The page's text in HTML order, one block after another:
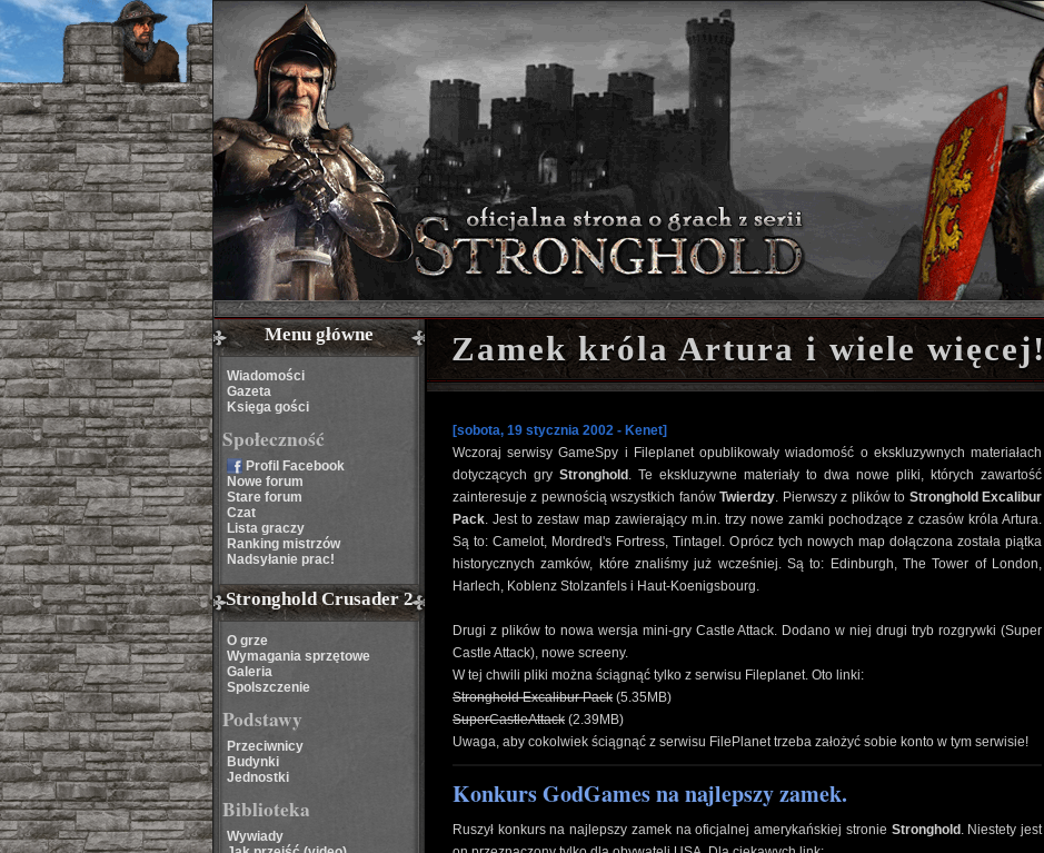
Menu główne
Wiadomości
Gazeta
Księga gości
Społeczność
Profil Facebook
Nowe forum
Stare forum
Czat
Lista graczy
Ranking mistrzów
Nadsyłanie prac!
Stronghold Crusader 2
O grze
Wymagania sprzętowe
Galeria
Spolszczenie
Podstawy
Przeciwnicy
Budynki
Jednostki
Biblioteka
Wywiady
Zamek króla Artura i wiele więcej!
[sobota, 19 stycznia 2002 - Kenet]
Wczoraj serwisy GameSpy i Fileplanet opublikowały wiadomość o ekskluzywnych materiałach
dotyczących gry Stronghold . Te ekskluzywne materiały to dwa nowe pliki, których zawartość
zainteresuje z pewnością wszystkich fanówTwierdzy. Pierwszy z plików to Stronghold Excalibur
Pack. Jest to zestaw map zawierający m.in. trzy nowe zamki pochodzące z czasów króla Artura.
Są to: Camelot, Mordred's Fortress, Tintagel. Oprócz tych nowych map dołączona została piątka
historycznych zamków, które znaliśmy już wcześniej. Są to: Edinburgh, The Tower of London,
Harlech, Koblenz Stolzanfels i Haut-Koenigsbourg.
Drugi z plików to nowa wersja mini-gry Castle Attack. Dodano w niej drugi tryb rozgrywki (Super
Castle Attack), nowe screeny.
W tej chwili pliki można ściągnąć tylko z serwisu Fileplanet. Oto linki:
Stronghold Excalibur Pack (5.35MB)
SuperCastleAttack (2.39MB)
Uwaga, aby cokolwiek ściągnąć z serwisu FilePlanet trzeba założyć sobie konto w tym serwisie!
Konkurs GodGames na najlepszy zamek.
Ruszył konkurs na najlepszy zamek na oficjalnej amerykańskiej stronie Stronghold . Niestety jest